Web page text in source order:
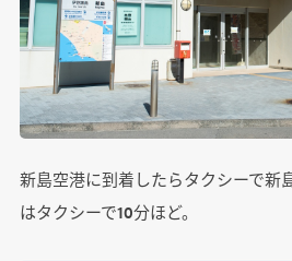
新島空港に到着したらタクシーで新
はタクシーで10分ほど。